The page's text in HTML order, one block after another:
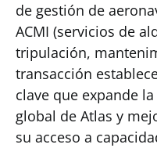
de gestión de
ACMI (servicios de
tripulación,
transacción
clave que expande
global de Atlas y
su acceso a